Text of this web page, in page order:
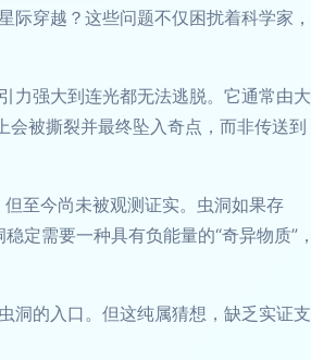
穿越？这些问题不仅困扰着科学家，
力强大到连光都无法逃脱。它通常由大
被撕裂并最终坠入奇点，而非传送到
至今尚未被观测证实。虫洞如果存
定需要一种具有负能量的“奇异物质”，
洞的入口。但这纯属猜想，缺乏实证支